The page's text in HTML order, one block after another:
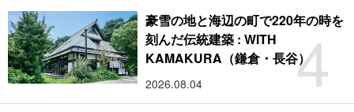
4
豪雪の地と海辺の町で220年の時を
刻んだ伝統建築 : WITH
KAMAKURA（鎌倉・長谷）
2026.08.04